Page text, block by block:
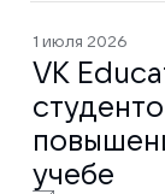
1 июля 2026
VK
учебе